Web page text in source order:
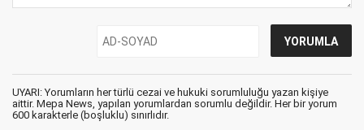
UYARI: Yorumların her türlü cezai ve hukuki sorumluluğu yazan kişiye
aittir. Mepa News, yapılan yorumlardan sorumlu değildir. Her bir yorum
600 karakterle (boşluklu) sınırlıdır.